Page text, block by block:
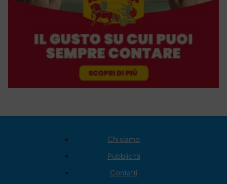
Chi siamo
Pubblicità
Contatti